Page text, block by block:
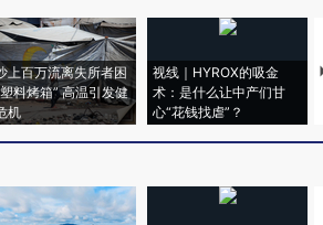
上百万流离失所者困
料烤箱” 高温引发健
机
视线｜HYROX的吸金
术：是什么让中产们甘
心“花钱找虐”？